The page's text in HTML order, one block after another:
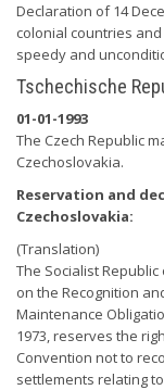
Declaration of 14
colonial countries
speedy and
Tschechische
01-01-1993
The Czech Republic
Czechoslovakia.
Reservation and
Czechoslovakia:
(Translation)
The Socialist
on the Recognition
Maintenance
1973, reserves the
Convention not to
settlements relating